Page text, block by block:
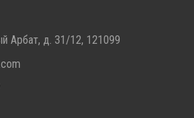
Арбат, д. 31/12, 121099